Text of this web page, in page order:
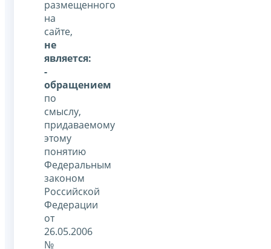
размещенного
на
сайте,
не
является:
-
обращением
по
смыслу,
придаваемому
этому
понятию
Федеральным
законом
Российской
Федерации
от
26.05.2006
№